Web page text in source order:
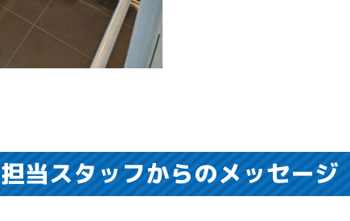
担当スタッフからのメッセージ